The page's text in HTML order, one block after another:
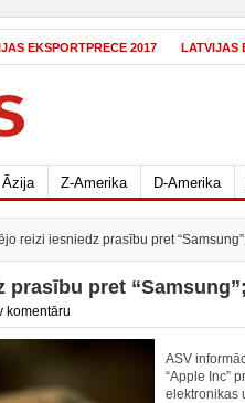
EKSPORTPRECE 2017 LATVIJAS
Āzija Z-Amerika D-Amerika
reizi iesniedz prasību pret
prasību pret
komentāru
ASV
“Apple Inc”
elektronikas